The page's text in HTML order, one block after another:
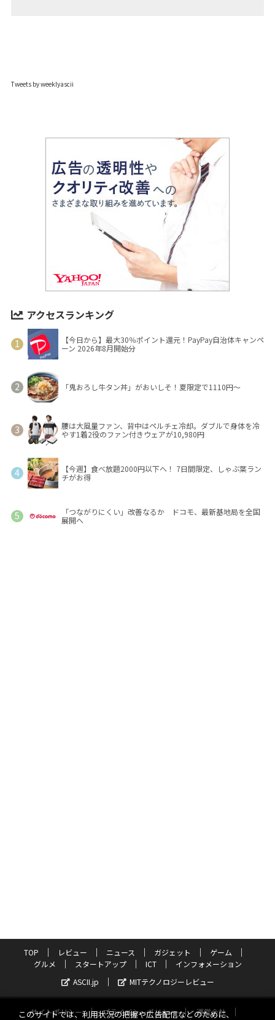
Tweets by weeklyascii
アクセスランキング
【今日から】最大30％ポイント還元！PayPay自治体キャンペ
ーン 2026年8月開始分
「鬼おろし牛タン丼」がおいしそ！夏限定で1110円～
腰は大風量ファン、背中はペルチェ冷却。ダブルで身体を冷
やす1着2役のファン付きウェアが10,980円
【今週】食べ放題2000円以下へ！ 7日間限定、しゃぶ葉ラン
チがお得
「つながりにくい」改善なるか ドコモ、最新基地局を全国
展開へ
TOP レビュー ニュース ガジェット
ゲーム
グルメ
スタートアップ ICT
インフォメーション
ASCII.jp
MITテクノロジーレビュー
サイトポリシー プライバシーポリシー
運営会社
このサイトでは、利用状況の把握や広告配信などのために、